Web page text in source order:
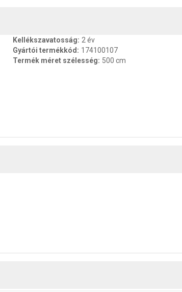
Kellékszavatosság: 2 év
Gyártói termékkód : 174100107
Termék méret szélesség: 500 cm